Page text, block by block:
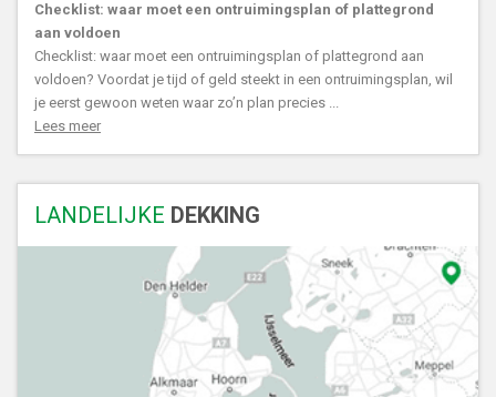
Checklist: waar moet een ontruimingsplan of plattegrond
aan voldoen
Checklist: waar moet een ontruimingsplan of plattegrond aan
voldoen? Voordat je tijd of geld steekt in een ontruimingsplan, wil
je eerst gewoon weten waar zo’n plan precies ...
Lees meer
LANDELIJKE DEKKING